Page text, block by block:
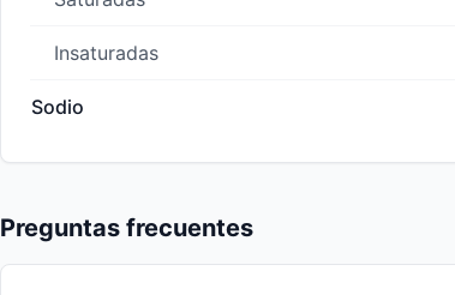
Insaturadas
Sodio
Preguntas frecuentes